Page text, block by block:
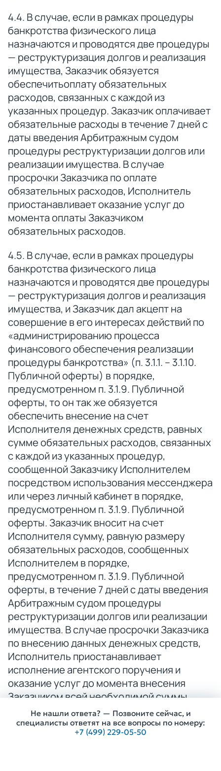
4.4. В случае, если в рамках процедуры
банкротства физического лица
назначаются и проводятся две процедуры
— реструктуризация долгов и реализация
имущества, Заказчик обязуется
обеспечитьоплату обязательных
расходов, связанных с каждой из
указанных процедур. Заказчик оплачивает
обязательные расходы в течение 7 дней с
даты введения Арбитражным судом
процедуры реструктуризации долгов или
реализации имущества. В случае
просрочки Заказчика по оплате
обязательных расходов, Исполнитель
приостанавливает оказание услуг до
момента оплаты Заказчиком
обязательных расходов.
4.5. В случае, если в рамках процедуры
банкротства физического лица
назначаются и проводятся две процедуры
— реструктуризация долгов и реализация
имущества, и Заказчик дал акцепт на
совершение в его интересах действий по
«администрированию процесса
финансового обеспечения реализации
процедуры банкротства» (п. 3.1.1. – 3.1.10.
Публичной оферты) в порядке,
предусмотренном п. 3.1.9. Публичной
оферты, то он так же обязуется
обеспечить внесение на счет
Исполнителя денежных средств, равных
сумме обязательных расходов, связанных
с каждой из указанных процедур,
сообщенной Заказчику Исполнителем
посредством использования мессенджера
или через личный кабинет в порядке,
предусмотренном п. 3.1.9. Публичной
оферты. Заказчик вносит на счет
Исполнителя сумму, равную размеру
обязательных расходов, сообщенных
Исполнителем в порядке,
предусмотренном п. 3.1.9. Публичной
оферты, в течение 7 дней с даты введения
Арбитражным судом процедуры
реструктуризации долгов или реализации
имущества. В случае просрочки Заказчика
по внесению данных денежных средств,
Исполнитель приостанавливает
исполнение агентского поручения и
оказание услуг до момента внесения
Заказчиком всей необходимой суммы
денежных средств (обязательных
расходов).
Не нашли ответа? — Позвоните сейчас, и
специалисты ответят на все вопросы по номеру:
+7 (499) 229-05-50